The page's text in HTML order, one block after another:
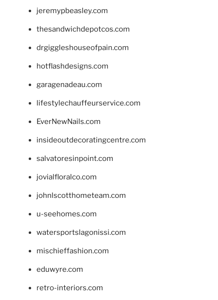
jeremypbeasley.com
thesandwichdepotcos.com
drgiggleshouseofpain.com
hotflashdesigns.com
garagenadeau.com
lifestylechauffeurservice.com
EverNewNails.com
insideoutdecoratingcentre.com
salvatoresinpoint.com
jovialfloralco.com
johnlscotthometeam.com
u-seehomes.com
watersportslagonissi.com
mischieffashion.com
eduwyre.com
retro-interiors.com